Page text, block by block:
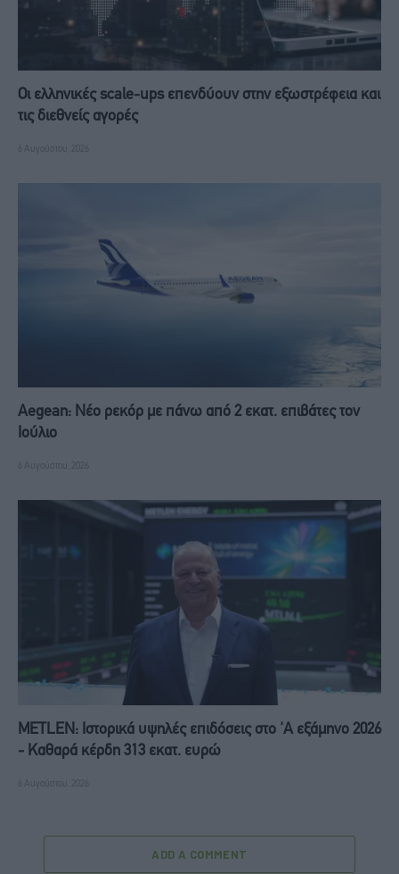
Οι ελληνικές scale-ups επενδύουν στην εξωστρέφεια και
τις διεθνείς αγορές
6 Αυγούστου, 2026
Aegean: Νέο ρεκόρ με πάνω από 2 εκατ. επιβάτες τον
Ιούλιο
6 Αυγούστου, 2026
METLEN: Iστορικά υψηλές επιδόσεις στο 'A εξάμηνο 2026
- Kαθαρά κέρδη 313 εκατ. ευρώ
6 Αυγούστου, 2026
ADD A COMMENT